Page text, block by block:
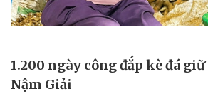
1.200 ngày công đắp kè đá
Nậm Giải